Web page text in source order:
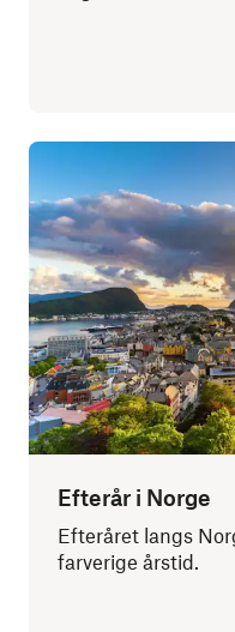
Efterår i Norge
Efteråret langs
farverige årstid.